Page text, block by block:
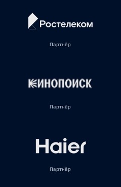
Партнёр
Партнёр
Партнёр